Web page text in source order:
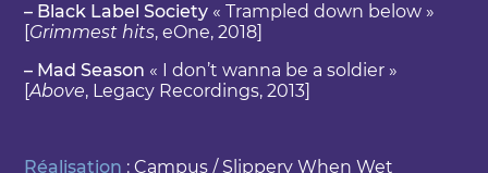
– Black Label Society « Trampled down below »
Grimmest hits, eOne, 2018]
– Mad Season « I don’t wanna be a soldier »
[Above, Legacy Recordings, 2013]
Réalisation : Campus / Slippery When Wet